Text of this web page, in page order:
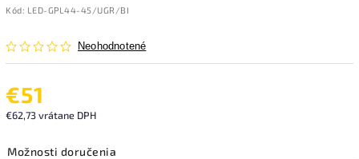
Kód: LED-GPL44-45/UGR/BI
Neohodnotené
€51
€62,73 vrátane DPH
Možnosti doručenia